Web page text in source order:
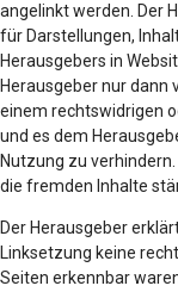
angelinkt werden. Der
für Darstellungen,
Herausgebers in
Herausgeber nur dann
einem rechtswidrigen
und es dem
Nutzung zu
die fremden Inhalte
Der Herausgeber
Linksetzung keine
Seiten erkennbar